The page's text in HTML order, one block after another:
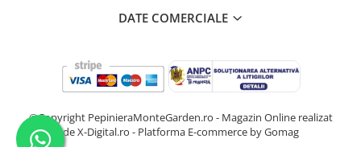
DATE COMERCIALE
©Copyright PepinieraMonteGarden.ro - Magazin Online realizat
de X-Digital.ro - Platforma E-commerce by Gomag